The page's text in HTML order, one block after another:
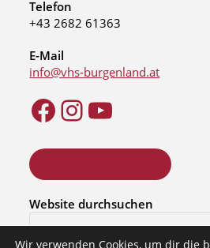
Telefon
+43 2682 61363
E-Mail
info@vhs-burgenland.at
Website durchsuchen
Wir verwenden Cookies, um dir die